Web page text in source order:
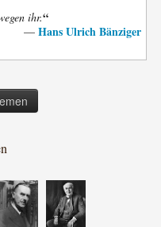
ihr.“
— Hans Ulrich Bänziger